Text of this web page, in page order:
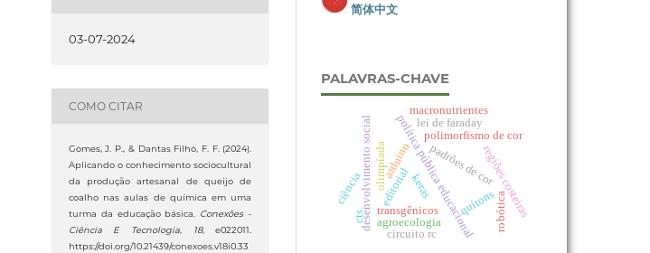
03-07-2024
COMO CITAR
Gomes, J. P., & Dantas Filho, F. F. (2024).
Aplicando o conhecimento sociocultural
da produção artesanal de queijo de
coalho nas aulas de química em uma
turma da educação básica. Conexões -
Ciência E Tecnologia, 18, e022011.
https://doi.org/10.21439/conexoes.v18i0.33
简体中文
PALAVRAS-CHAVE
editorial
olimpíadapolítica pública educacional
padrões de cor
polimorfismo de cor
quítonsregiões costeiras
robótica
keras
desenvolvimento social transgênicos
cts. agroecologia
lei de faraday
ciência
macronutrientes
arduino
circuito rc